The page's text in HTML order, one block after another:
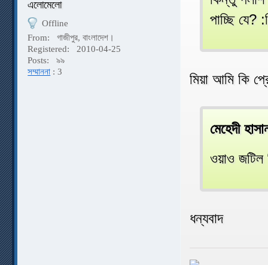
এলোমেলো
Offline
From:
গাজীপুর, বাংলাদেশ।
Registered:
2010-04-25
Posts:
৯৯
সম্মাননা : 3
পাচ্ছি যে?
মিয়া আমি কি
মেহেদী
ওয়াও
ধন্যবাদ